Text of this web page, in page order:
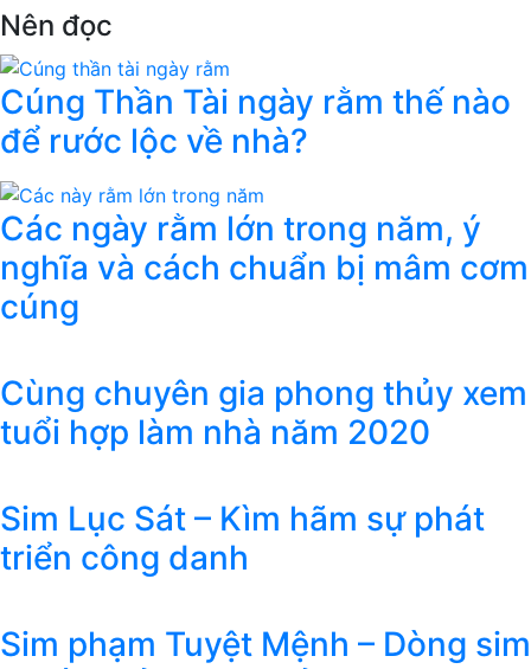
Nên đọc
Cúng Thần Tài ngày rằm thế nào
để rước lộc về nhà?
Các ngày rằm lớn trong năm, ý
nghĩa và cách chuẩn bị mâm cơm
cúng
Cùng chuyên gia phong thủy xem
tuổi hợp làm nhà năm 2020
Sim Lục Sát – Kìm hãm sự phát
triển công danh
Sim phạm Tuyệt Mệnh – Dòng sim